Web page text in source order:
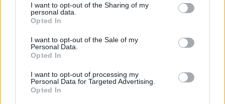
I want to opt-out of the Sharing of my
personal data.
Opted In
I want to opt-out of the Sale of my
Personal Data.
Opted In
I want to opt-out of processing my
Personal Data for Targeted Advertising.
Opted In
Jiří Trhlík: Scestná podoba reformy veřejné správy
27.2.2002
Je s podivem, nakolik stranou pozornosti zůstávají závažné
systémové nedostatky probíhající reformy veřejné správy.
Fatálního pochybení se před časem dopustil parlament schválením
tzv. smíšeného modelu veřejné správy. Přitom země Evropské unie
samosprávy k zajištění odborně fundovaného a nezávislého
výkonu státní správy. Propojování samosprávy se státní správou
zvyšuje riziko střetů zájmů a nátlaku na úředníky. Stačí se například